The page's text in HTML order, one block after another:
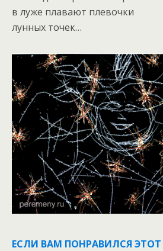
в луже плавают плевочки
лунных точек…
ЕСЛИ ВАМ ПОНРАВИЛСЯ